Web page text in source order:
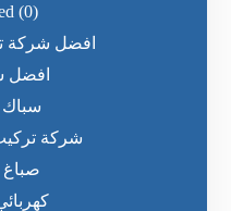
(0)
افضل شركة
افضل
سباك 24
شركة
صباغ 24
كهربائي 24